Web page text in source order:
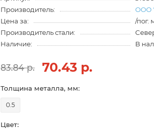
Производитель:
ООО
Цена за:
/пог.
Производитель стали:
Наличие:
В
83.84 р. 70.43 р.
Толщина металла, мм:
0.5
Цвет: